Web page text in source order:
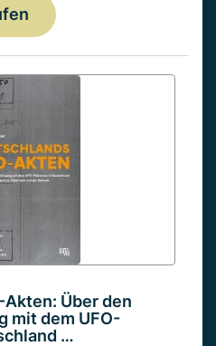
Über den
mit dem UFO-
…